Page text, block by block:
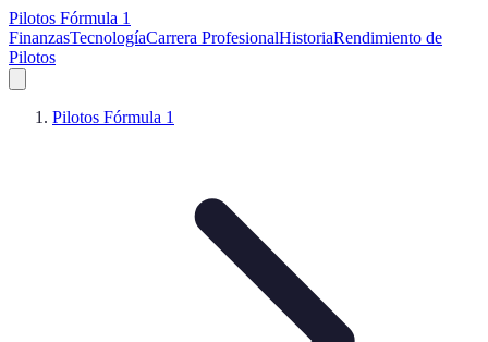
Pilotos Fórmula 1
FinanzasTecnologíaCarrera ProfesionalHistoriaRendimiento de
Pilotos
Pilotos Fórmula 1